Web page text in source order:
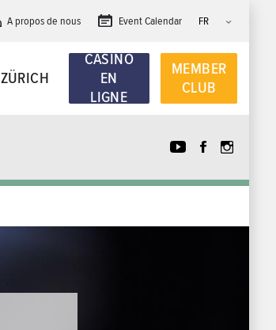
ZÜRICH
CASINO
EN
LIGNE
MEMBER
CLUB
A propos de nous Event Calendar